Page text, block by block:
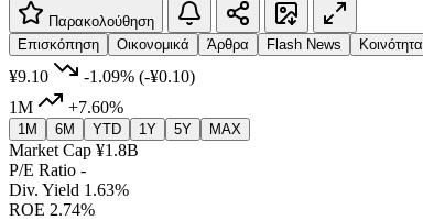
Παρακολούθηση
Επισκόπηση
Οικονομικά Άρθρα Flash News Κοινότητα
¥9.10 -1.09% (-¥0.10)
1M
+7.60%
1M 6M YTD 1Y 5Y MAX
Market Cap ¥1.8B
P/E Ratio -
Div. Yield 1.63%
ROE 2.74%